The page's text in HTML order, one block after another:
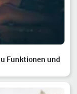
Funktionen und